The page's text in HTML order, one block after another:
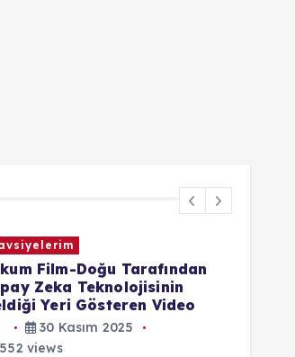
İçeriklerim
- Beyoğlu - Şaban
Cami - 3 Mart 2023
24 Ekim 2025 552 views